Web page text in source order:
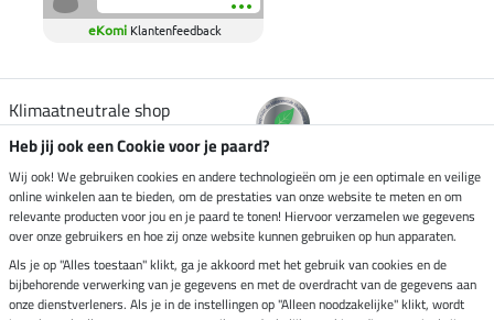
eKomi Klantenfeedback
Klimaatneutrale shop
Verzending per
Veilig betalen met
Heb jij ook een Cookie voor je paard?
Wij ook! We gebruiken cookies en andere technologieën om je een optimale en veilige
online winkelen aan te bieden, om de prestaties van onze website te meten en om
relevante producten voor jou en je paard te tonen! Hiervoor verzamelen we gegevens
over onze gebruikers en hoe zij onze website kunnen gebruiken op hun apparaten.
Als je op "Alles toestaan" klikt, ga je akkoord met het gebruik van cookies en de
bijbehorende verwerking van je gegevens en met de overdracht van de gegevens aan
onze dienstverleners. Als je in de instellingen op "Alleen noodzakelijke" klikt, wordt